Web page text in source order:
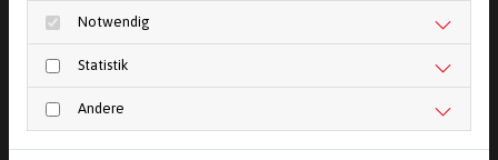
wir:
Große Lagerverfügbarkeit vieler
Fliesensorten
Zubehör wie Kleber, Fugenmaterial &
Werkzeug
Notwendig
Statistik
Andere